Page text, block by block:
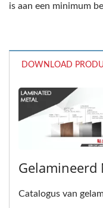
is aan een minimum
DOWNLOAD
Gelamineerd
Catalogus van